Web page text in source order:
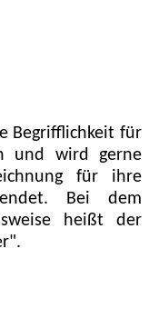
Begrifflichkeit für
und wird gerne
für ihre
Bei dem
heißt der